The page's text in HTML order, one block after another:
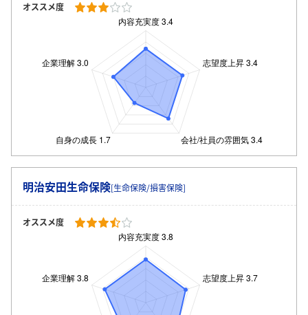
オススメ度
明治安田生命保険[生命保険/損害保険]
オススメ度